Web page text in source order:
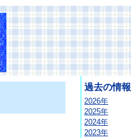
過去の情報
2026年
2025年
2024年
2023年